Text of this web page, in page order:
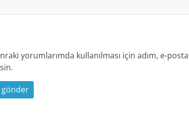
yorumlarımda kullanılması için adım, e-